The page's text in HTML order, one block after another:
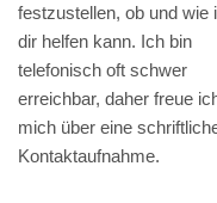
festzustellen, ob und wie
dir helfen kann. Ich bin
telefonisch oft schwer
erreichbar, daher freue
mich über eine
Kontaktaufnahme.